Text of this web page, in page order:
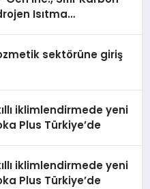
Isıtma
sektörüne giriş
iklimlendirmede yeni
Plus Türkiye’de
iklimlendirmede yeni
Plus Türkiye’de